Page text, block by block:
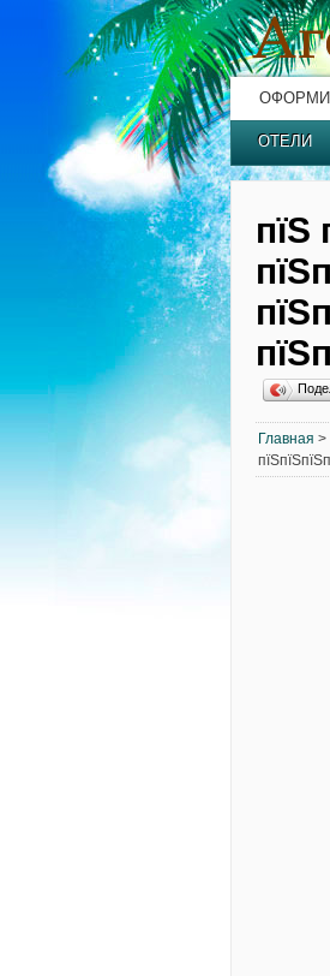
ОТЕЛИ
пїЅ
Главная >